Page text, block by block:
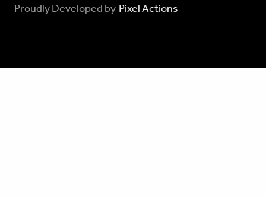
Proudly Developed by Pixel Actions